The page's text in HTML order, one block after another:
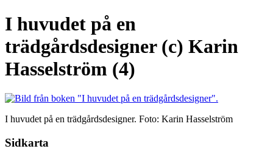
I huvudet på en
trädgårdsdesigner (c) Karin
Hasselström (4)
I huvudet på en trädgårdsdesigner. Foto: Karin Hasselström
Sidkarta